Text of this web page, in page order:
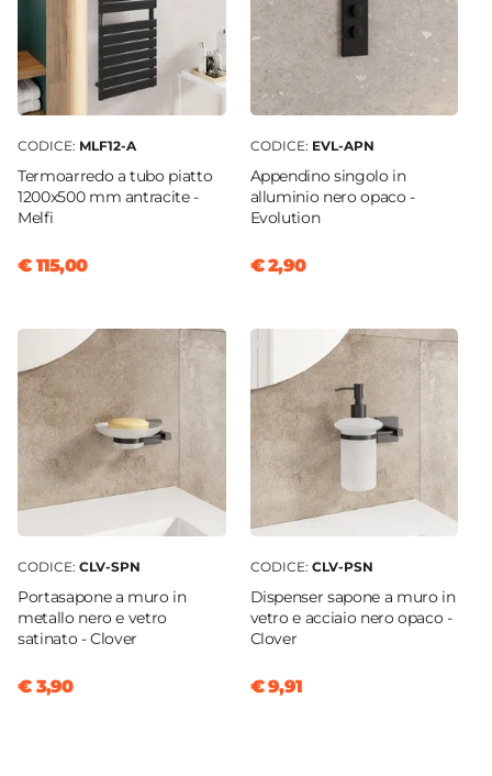
CODICE: MLF12-A
Termoarredo a tubo piatto
1200x500 mm antracite -
Melfi
€ 115,00
CODICE: EVL-APN
Appendino singolo in
alluminio nero opaco -
Evolution
€ 2,90
CODICE: CLV-SPN
Portasapone a muro in
metallo nero e vetro
satinato - Clover
€ 3,90
CODICE: CLV-PSN
Dispenser sapone a muro in
vetro e acciaio nero opaco -
Clover
€ 9,91